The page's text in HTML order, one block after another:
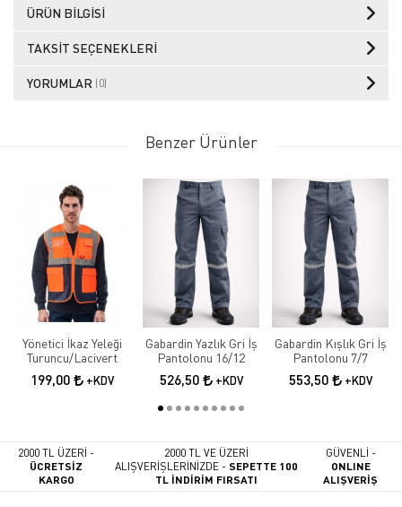
ÜRÜN BILGISI
TAKSIT SEÇENEKLERI
YORUMLAR (0)
Benzer Ürünler
Yönetici İkaz Yeleği
Turuncu/Lacivert
199,00 +KDV
Gabardin Yazlık Gri İş
Pantolonu 16/12
526,50 +KDV
Gabardin Kışlık Gri İş
Pantolonu 7/7
553,50 +KDV
2000 TL ÜZERİ -
ÜCRETSİZ
KARGO
2000 TL VE ÜZERİ
ALIŞVERİŞLERİNİZDE -SEPETTE 100
TL İNDİRİM FIRSATI
GÜVENLİ -
ONLINE
ALIŞVERİŞ